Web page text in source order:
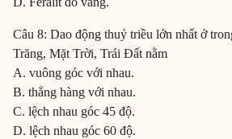
Câu 8: Dao động thuỷ triều lớn nhất ở
Trăng, Mặt Trời, Trái Đất nằm
A. vuông góc với nhau.
B. thẳng hàng với nhau.
C. lệch nhau góc 45 độ.
D. lệch nhau góc 60 độ.